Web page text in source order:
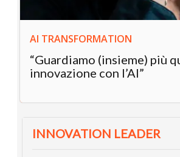
AI TRANSFORMATION
“Guardiamo (insieme) più
innovazione con l’AI”
INNOVATION LEADER